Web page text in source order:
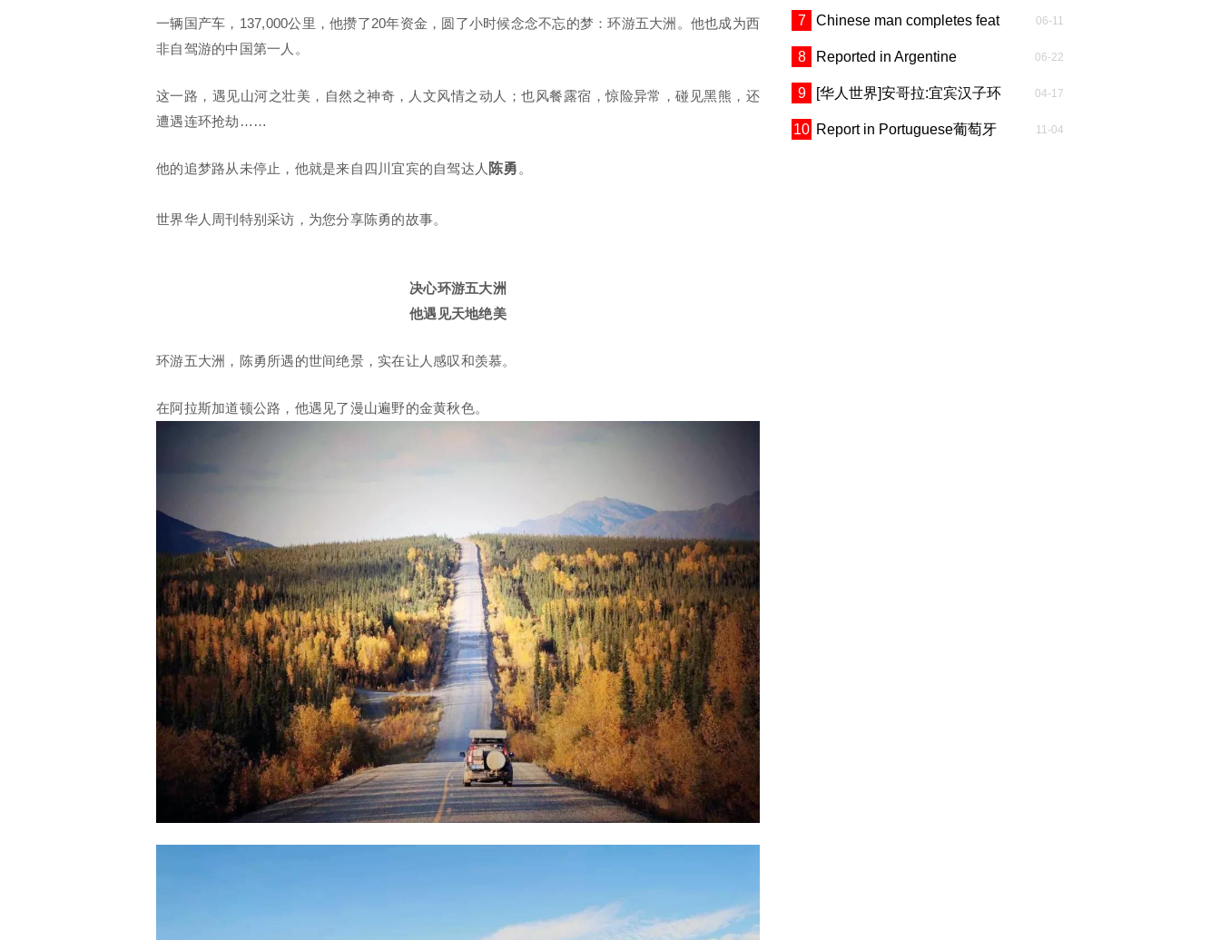
一辆国产车，137,000公里，他攒了20年资金，圆了小时候念念不忘的梦：环游五大洲。他也成为西
非自驾游的中国第一人。
这一路，遇见山河之壮美，自然之神奇，人文风情之动人；也风餐露宿，惊险异常，碰见黑熊，还
遭遇连环抢劫……
他的追梦路从未停止，他就是来自四川宜宾的自驾达人 陈勇 。
世界华人周刊特别采访，为您分享陈勇的故事。
决心环游五大洲
他遇见天地绝美
环游五大洲，陈勇所遇的世间绝景，实在让人感叹和羡慕。
在阿拉斯加道顿公路，他遇见了漫山遍野的金黄秋色。
7
Chinese man completes feat
06-11
8
Reported in Argentine
06-22
9
[华人世界]安哥拉:宜宾汉子环
04-17
10 Report in Portuguese葡萄牙
11-04